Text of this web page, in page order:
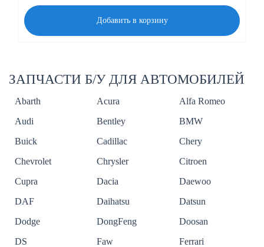
Добавить в корзину
ЗАПЧАСТИ Б/У ДЛЯ АВТОМОБИЛЕЙ
Abarth Acura
Alfa Romeo
Audi
Bentley
BMW
Buick
Cadillac
Chery
Chevrolet
Chrysler
Citroen
Cupra
Dacia
Daewoo
DAF
Daihatsu
Datsun
Dodge
DongFeng
Doosan
DS
Faw
Ferrari